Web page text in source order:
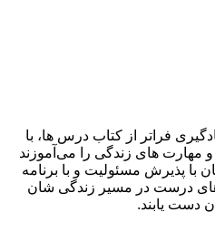
فراتر از کتاب درس ها، با
های زندگی را می‌آموزند
مسئولیت و با برنامه
در مسیر زندگی شان
یابند.